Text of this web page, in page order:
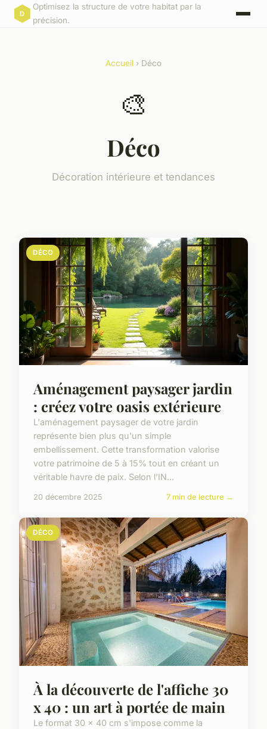
Optimisez la structure de votre habitat par la
précision.
Accueil › Déco
🎨
Déco
Décoration intérieure et tendances
DÉCO
Aménagement paysager jardin
: créez votre oasis extérieure
L'aménagement paysager de votre jardin
représente bien plus qu'un simple
embellissement. Cette transformation valorise
votre patrimoine de 5 à 15% tout en créant un
véritable havre de paix. Selon l'IN...
20 décembre 2025 7 min de lecture →
DÉCO
À la découverte de l'affiche 30
x 40 : un art à portée de main
Le format 30 x 40 cm s'impose comme la